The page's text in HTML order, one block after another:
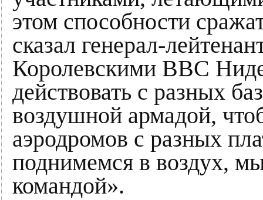
этом способности
сказал генерал-
Королевскими ВВС
действовать с разных
воздушной армадой,
аэродромов с разных
поднимемся в воздух,
командой».